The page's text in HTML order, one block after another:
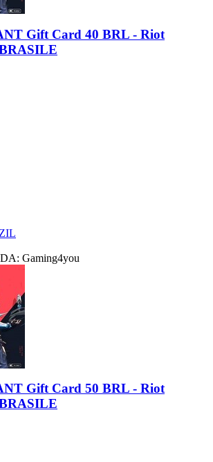
Gift Card 40 BRL - Riot
Gaming4you
Gift Card 50 BRL - Riot